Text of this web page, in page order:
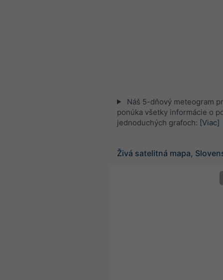
Náš 5-dňový meteogram
ponúka všetky informácie o
jednoduchých grafoch: [Viac]
Živá satelitná mapa,